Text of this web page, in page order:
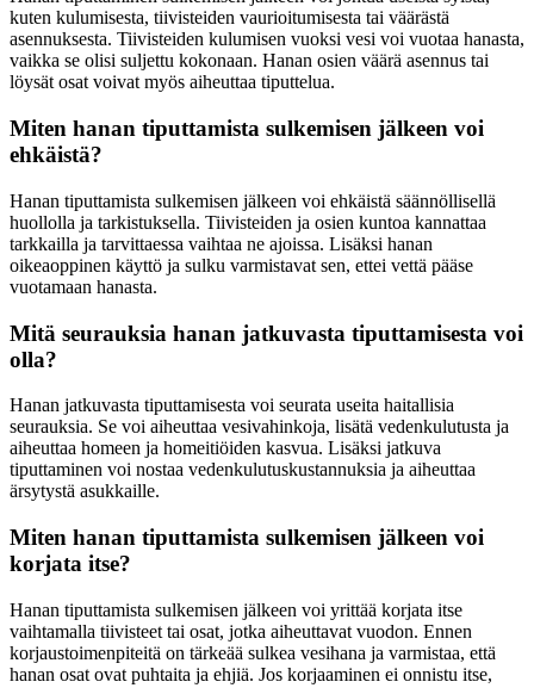
kuten kulumisesta, tiivisteiden vaurioitumisesta tai väärästä
asennuksesta. Tiivisteiden kulumisen vuoksi vesi voi vuotaa hanasta,
vaikka se olisi suljettu kokonaan. Hanan osien väärä asennus tai
löysät osat voivat myös aiheuttaa tiputtelua.
Miten hanan tiputtamista sulkemisen jälkeen voi
ehkäistä?
Hanan tiputtamista sulkemisen jälkeen voi ehkäistä säännöllisellä
huollolla ja tarkistuksella. Tiivisteiden ja osien kuntoa kannattaa
tarkkailla ja tarvittaessa vaihtaa ne ajoissa. Lisäksi hanan
oikeaoppinen käyttö ja sulku varmistavat sen, ettei vettä pääse
vuotamaan hanasta.
Mitä seurauksia hanan jatkuvasta tiputtamisesta voi
olla?
Hanan jatkuvasta tiputtamisesta voi seurata useita haitallisia
seurauksia. Se voi aiheuttaa vesivahinkoja, lisätä vedenkulutusta ja
aiheuttaa homeen ja homeitiöiden kasvua. Lisäksi jatkuva
tiputtaminen voi nostaa vedenkulutuskustannuksia ja aiheuttaa
ärsytystä asukkaille.
Miten hanan tiputtamista sulkemisen jälkeen voi
korjata itse?
Hanan tiputtamista sulkemisen jälkeen voi yrittää korjata itse
vaihtamalla tiivisteet tai osat, jotka aiheuttavat vuodon. Ennen
korjaustoimenpiteitä on tärkeää sulkea vesihana ja varmistaa, että
hanan osat ovat puhtaita ja ehjiä. Jos korjaaminen ei onnistu itse,